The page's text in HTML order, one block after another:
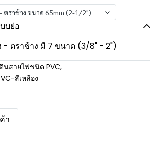
ตราช้าง ขนาด 65mm (2-1/2")
บย่อ
- ตราช้าง มี 7 ขนาด (3/8" - 2")
นสายไฟชนิด PVC,
สีเหลือง
า